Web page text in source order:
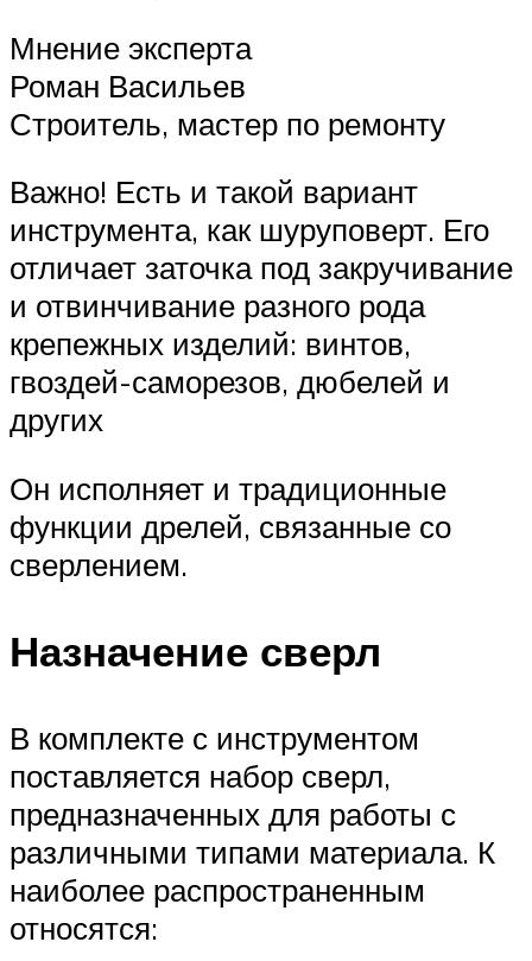
Мнение эксперта
Роман Васильев
Строитель, мастер по ремонту
Важно! Есть и такой вариант
инструмента, как шуруповерт. Его
отличает заточка под закручивание
и отвинчивание разного рода
крепежных изделий: винтов,
гвоздей-саморезов, дюбелей и
других
Он исполняет и традиционные
функции дрелей, связанные со
сверлением.
Назначение сверл
В комплекте с инструментом
поставляется набор сверл,
предназначенных для работы с
различными типами материала. К
наиболее распространенным
относятся: